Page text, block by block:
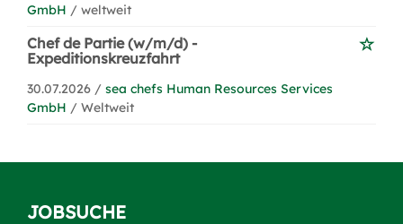
GmbH / weltweit
Chef de Partie (w/m/d) -
Expeditionskreuzfahrt
30.07.2026 / sea chefs Human Resources Services
GmbH / Weltweit
JOBSUCHE